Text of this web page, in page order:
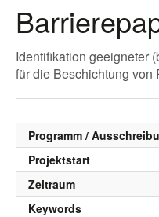
Identifikation geeigneter
für die Beschichtung von
Programm /
Projektstart
Zeitraum
Keywords